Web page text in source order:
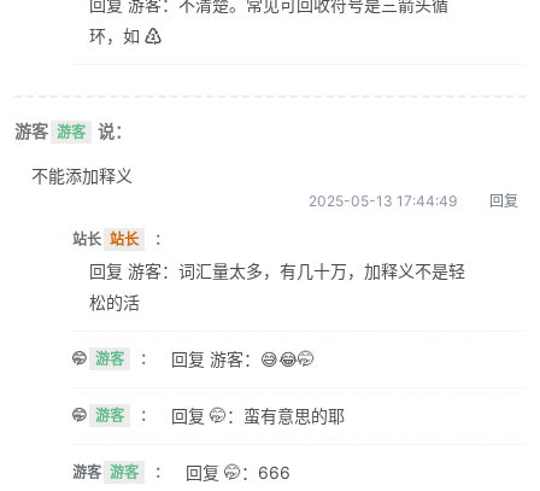
回复 游客：不清楚。常见可回收符号是三箭头循
环，如 ♴
游客 游客 说：
不能添加释义
2025-05-13 17:44:49 回复
站长 站长 ：
回复 游客：词汇量太多，有几十万，加释义不是轻
松的活
🤭 游客 ： 回复 游客：😅😂🤭
🤭 游客 ： 回复 🤭：蛮有意思的耶
游客 游客 ： 回复 🤭：666